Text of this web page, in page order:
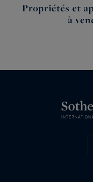
Propriétés et
à